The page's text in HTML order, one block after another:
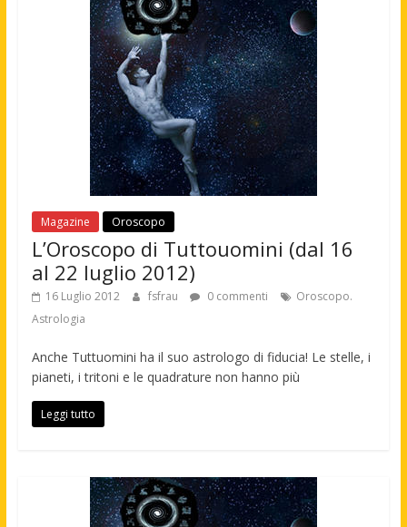
Magazine Oroscopo
L’Oroscopo di Tuttouomini (dal 16
al 22 luglio 2012)
16 Luglio 2012 fsfrau 0 commenti
Oroscopo.
Astrologia
Anche Tuttuomini ha il suo astrologo di fiducia! Le stelle, i
pianeti, i tritoni e le quadrature non hanno più
Leggi tutto